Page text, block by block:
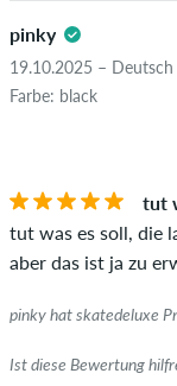
pinky
19.10.2025 – Deutsch
Farbe: black
tut
tut was es soll, die
aber das ist ja zu
pinky hat skatedeluxe
Ist diese Bewertung